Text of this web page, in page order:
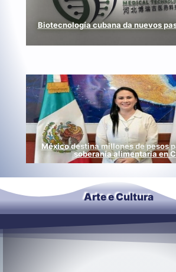
Biotecnología cubana da nuevos
México destina millones de pesos
soberanía alimentaria en
Arte e Cultura